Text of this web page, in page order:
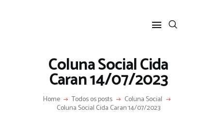
Coluna Social Cida
Caran 14/07/2023
Home Todos os posts Coluna Social
Coluna Social Cida Caran 14/07/2023
HOME
SOBRE